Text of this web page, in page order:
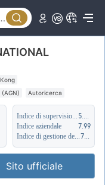
(AGN)
Autoricerca
(MM) Revocato
Indice aziendale
7.99
Sito ufficiale